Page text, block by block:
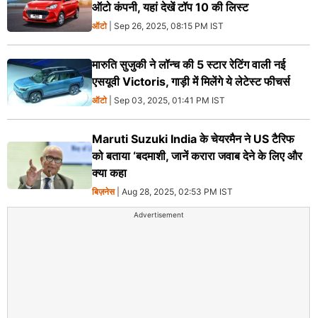
ऑटो कंपनी, यहां देखें टॉप 10 की लिस्ट
ऑटो| Sep 26, 2025, 08:15 PM IST
मारुति सुजुकी ने लॉन्च की 5 स्टार रेटिंग वाली नई
एसयूवी Victoris, गाड़ी में मिलेंगे ये लेटेस्ट फीचर्स
ऑटो| Sep 03, 2025, 01:41 PM IST
Maruti Suzuki India के चेयरमैन ने US टैरिफ
को बताया ‘बदमाशी, जानें करारा जवाब देने के लिए और
क्या कहा
बिज़नेस| Aug 28, 2025, 02:53 PM IST
Advertisement